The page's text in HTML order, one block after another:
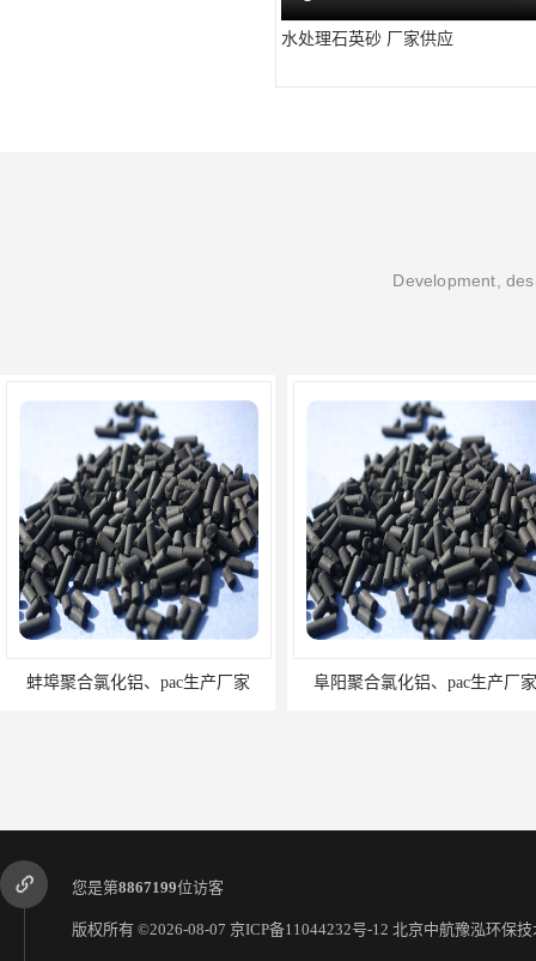
水处理石英砂 厂家供应
Development,
蚌埠聚合氯化铝、pac生产厂家 阜阳聚合氯化铝、pac生产厂家
您是第8867199位访客
版权所有 ©2026-08-07 京ICP备11044232号-12 北京中航豫泓环保